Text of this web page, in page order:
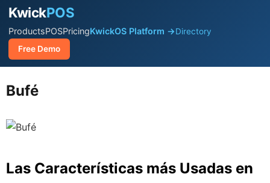
KwickPOS
ProductsPOSPricingKwickOS Platform →Directory
Free Demo
Bufé
Las Características más Usadas en